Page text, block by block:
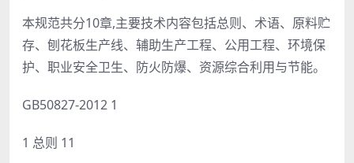
本规范共分10章,主要技术内容包括总则、术语、原料贮
存、刨花板生产线、辅助生产工程、公用工程、环境保
护、职业安全卫生、防火防爆、资源综合利用与节能。
GB50827-2012 1
1 总则 11